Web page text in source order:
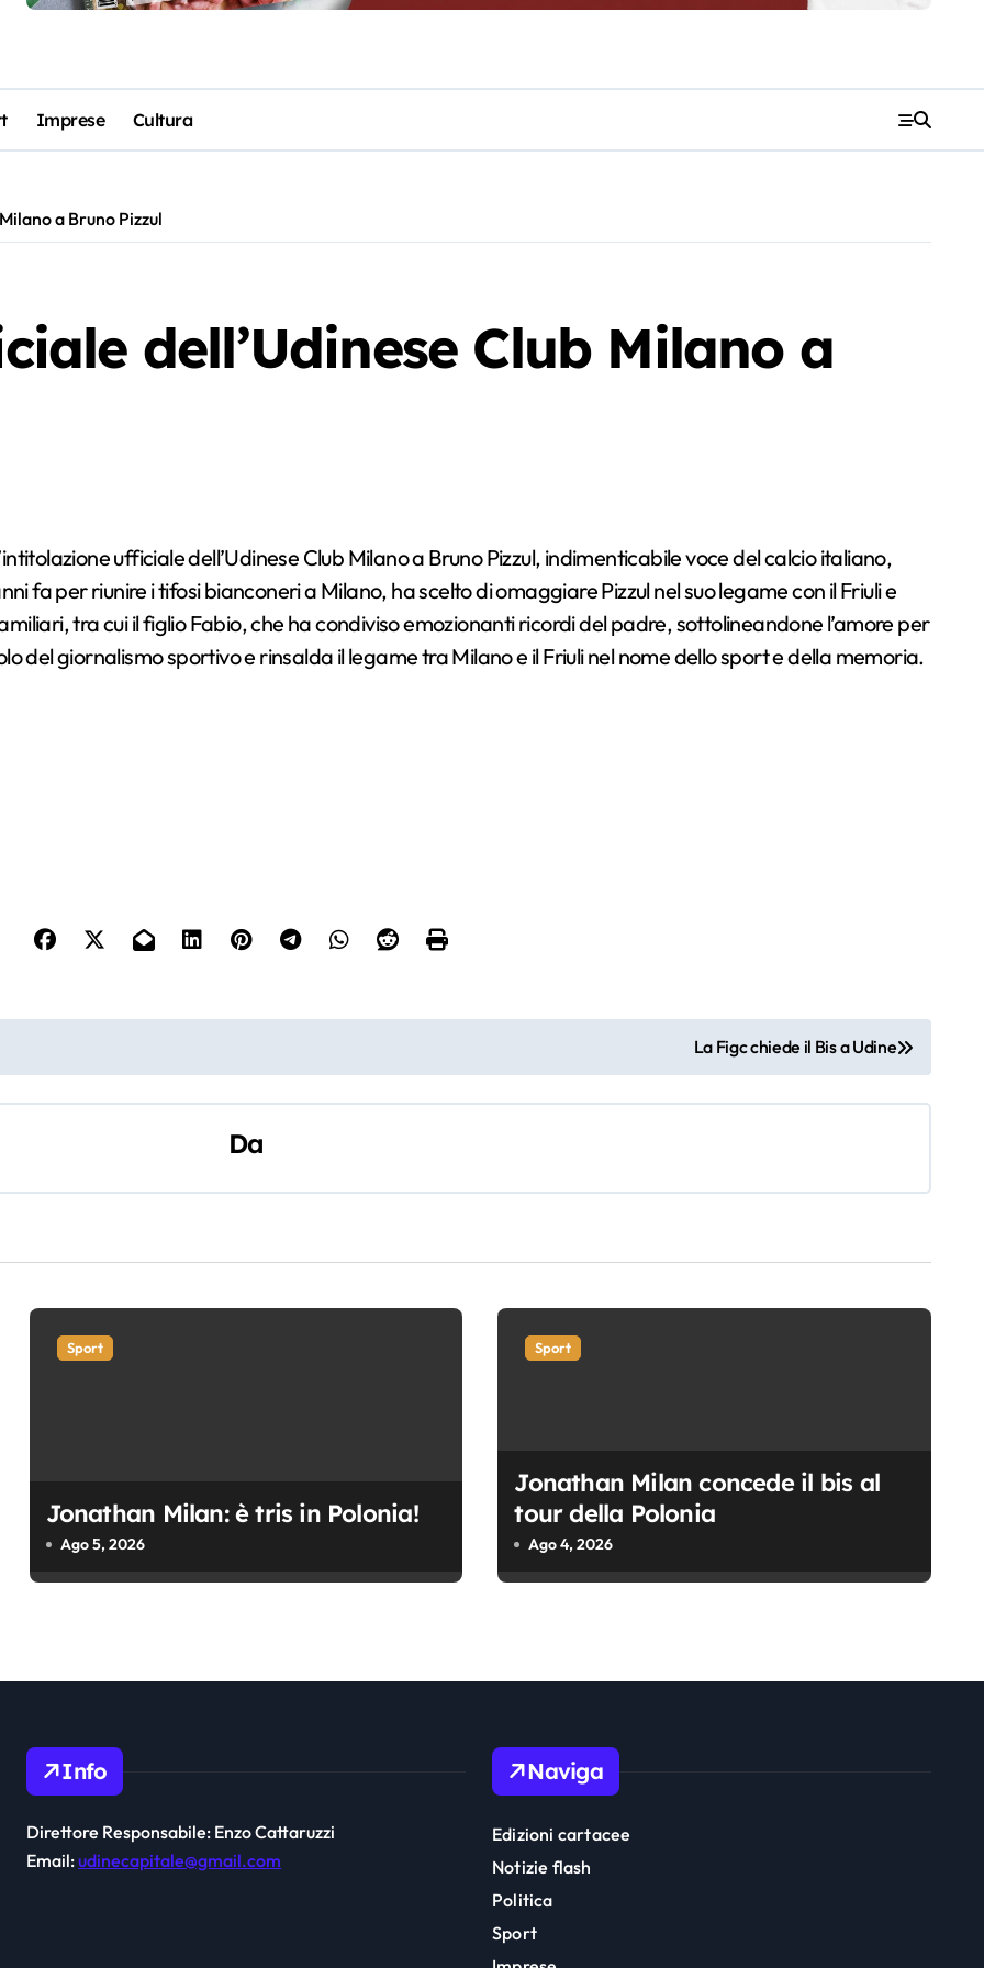
Imprese Cultura
a Bruno Pizzul
dell’Udinese Club Milano a
fa per riunire i tifosi bianconeri a Milano, ha scelto di omaggiare Pizzul nel suo legame con il Friuli e
tra cui il figlio Fabio, che ha condiviso emozionanti ricordi del padre, sottolineandone l’amore per
del giornalismo sportivo e rinsalda il legame tra Milano e il Friuli nel nome dello sport e della memoria.
La Figc chiede il Bis a Udine
Da
Sport
Jonathan Milan: è tris in Polonia!
Ago 5, 2026
Sport
Jonathan Milan concede il bis al
tour della Polonia
Ago 4, 2026
Info
Direttore Responsabile: Enzo Cattaruzzi
Email:udinecapitale@gmail.com
Naviga
Edizioni cartacee
Notizie flash
Politica
Sport